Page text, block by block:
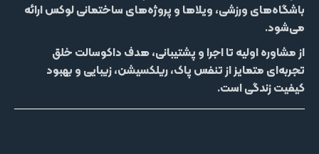
باشگاه‌های ورزشی، ویلاها و پروژه‌های ساختمانی لوکسارائه
می‌شود.
از مشاوره اولیه تا اجرا و پشتیبانی، هدف داکوسالت خلق
تجربه‌ای متمایز از تنفس پاک، ریلکسیشن، زیبایی و بهبود
کیفیت زندگیاست.